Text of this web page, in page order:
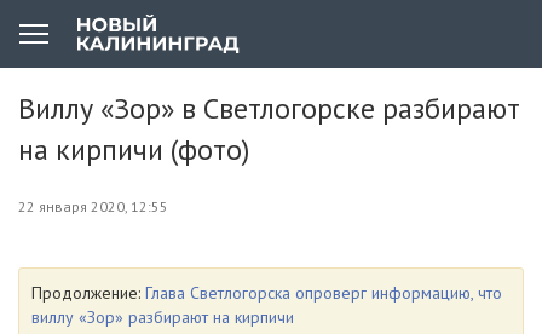
Виллу «Зор» в Светлогорске разбирают
на кирпичи (фото)
22 января 2020, 12:55
Продолжение: Глава Светлогорска опроверг информацию, что
виллу «Зор» разбирают на кирпичи